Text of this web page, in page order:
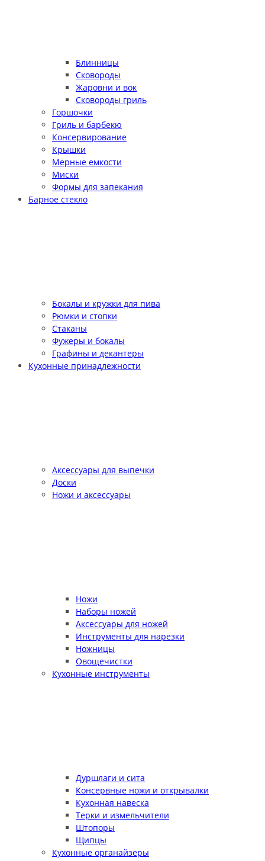
Блинницы
Сковороды
Жаровни и вок
Сковороды гриль
Горшочки
Гриль и барбекю
Консервирование
Крышки
Мерные емкости
Миски
Формы для запекания
Барное стекло
Бокалы и кружки для пива
Рюмки и стопки
Стаканы
Фужеры и бокалы
Графины и декантеры
Кухонные принадлежности
Аксессуары для выпечки
Доски
Ножи и аксессуары
Ножи
Наборы ножей
Аксессуары для ножей
Инструменты для нарезки
Ножницы
Овощечистки
Кухонные инструменты
Дуршлаги и сита
Консервные ножи и открывалки
Кухонная навеска
Терки и измельчители
Штопоры
Щипцы
Кухонные органайзеры